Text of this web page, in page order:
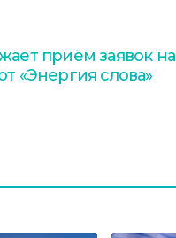
приём заявок на
«Энергия слова»